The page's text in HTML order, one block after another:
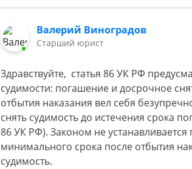
Валерий Виноградов
Старший юрист
Здравствуйте, статья 86 УК РФ
судимости: погашение и досрочное
отбытия наказания вел себя
снять судимость до истечения срока
86 УК РФ). Законом не устанавливается
минимального срока после отбытия
судимость.